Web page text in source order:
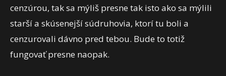
cenzúrou, tak sa mýliš presne tak isto ako sa mýlili
starší a skúsenejší súdruhovia, ktorí tu boli a
cenzurovali dávno pred tebou. Bude to totiž
fungovať presne naopak.